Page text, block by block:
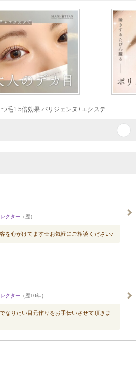
つ毛1.5倍効果 パリジェンヌ+エクステ
クター （歴）
を心がけてます☆お気軽にご相談ください♪
クター （歴10年）
なりたい目元作りをお手伝いさせて頂きま